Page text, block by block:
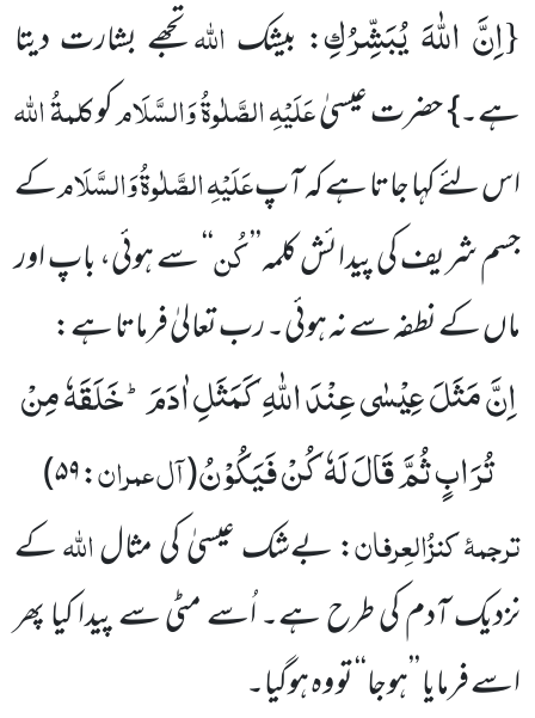
{اِنَّ اللّٰهَ یُبَشِّرُكِ: بیشک اللہتجھے بشارت دیتا
ہے۔} حضرت عیسیٰعَلَیْہِ الصَّلٰوۃُ وَالسَّلَامکوکلمۃُ اللہ
اس لئے کہا جاتا ہے کہ آپعَلَیْہِ الصَّلٰوۃُ وَالسَّلَامکے
جسم شریف کی پیدائش کلمہ’’کُن‘‘ سے ہوئی، باپ اور
ماں کے نطفہ سے نہ ہوئی۔ رب تعالیٰ فرماتا ہے:
اِنَّ مَثَلَ عِیْسٰى عِنْدَ اللّٰهِ كَمَثَلِ اٰدَمَؕ-خَلَقَهٗ مِنْ
تُرَابٍ ثُمَّ قَالَ لَهٗ كُنْ فَیَكُوْنُ(آل عمران:۵۹)
ترجمۂکنزُالعِرفان: بےشک عیسیٰ کی مثالاللہکے
نزدیک آدم کی طرح ہے۔ اُسے مٹی سے پیدا کیا پھر
اسے فرمایا ’’ہوجا‘‘ تو وہ ہوگیا۔